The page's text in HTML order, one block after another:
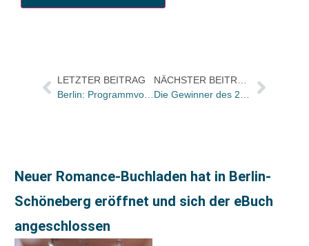
LETZTER BEITRAG
Berlin: Programmvorstellung des Aufbau Verlags
Neuer Romance-Buchladen hat in Berlin-
Schöneberg eröffnet und sich der eBuch
angeschlossen